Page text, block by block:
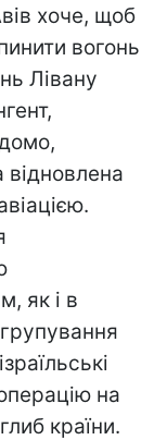
хоче, щоб
вогонь
Лівану
відновлена
як і в
на
країни.